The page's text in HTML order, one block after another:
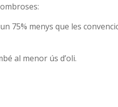
75% menys que les
al menor ús d’oli.